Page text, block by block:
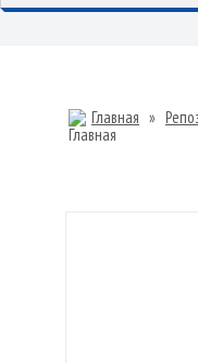
Главная »